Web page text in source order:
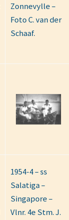
Zonnevylle –
Foto C. van der
Schaaf.
1954-4 – ss
Salatiga –
Singapore –
Vlnr. 4e Stm. J.